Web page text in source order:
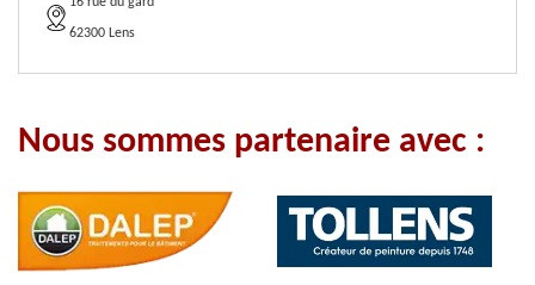
62300 Lens
Nous sommes partenaire avec :